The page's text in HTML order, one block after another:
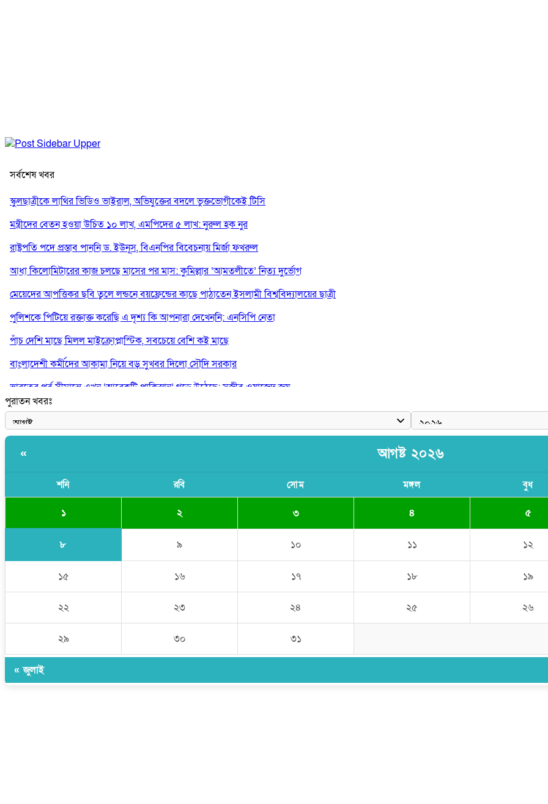
সর্বশেষ খবর
স্কুলছাত্রীকে লাথির ভিডিও ভাইরাল, অভিযুক্তের বদলে ভুক্তভোগীকেই টিসি
মন্ত্রীদের বেতন হওয়া উচিত ১০ লাখ, এমপিদের ৫ লাখ: নুরুল হক নুর
রাষ্ট্রপতি পদে প্রস্তাব পাননি ড. ইউনূস, বিএনপির বিবেচনায় মির্জা ফখরুল
আধা কিলোমিটারের কাজ চলছে মাসের পর মাস: কুমিল্লার ‘আমতলীতে’ নিত্য দুর্ভোগ
মেয়েদের আপত্তিকর ছবি তুলে লন্ডনে বয়ফ্রেন্ডের কাছে পাঠাতেন ইসলামী বিশ্ববিদ্যালয়ের ছাত্রী
পুলিশকে পিটিয়ে রক্তাক্ত করেছি এ দৃশ্য কি আপনারা দেখেননি: এনসিপি নেতা
পাঁচ দেশি মাছে মিলল মাইক্রোপ্লাস্টিক, সবচেয়ে বেশি কই মাছে
বাংলাদেশী কর্মীদের আকামা নিয়ে বড় সুখবর দিলো সৌদি সরকার
ভারতের পূর্ব সীমান্তে এখন ‘আরেকটি পাকিস্তান’ গড়ে উঠেছে: সজীব ওয়াজেদ জয়
সাকিব আল হাসানের বাড়িতে আগুন, পেট্রলবোমা বিস্ফোরণ
পুরাতন খবরঃ
« আগষ্ট ২০২৬
শনি রবি সোম মঙ্গল বুধ
১ ২ ৩ ৪ ৫
৮ ৯ ১০ ১১ ১২
১৫ ১৬ ১৭ ১৮ ১৯
২২ ২৩ ২৪ ২৫ ২৬
২৯ ৩০ ৩১
« জুলাই